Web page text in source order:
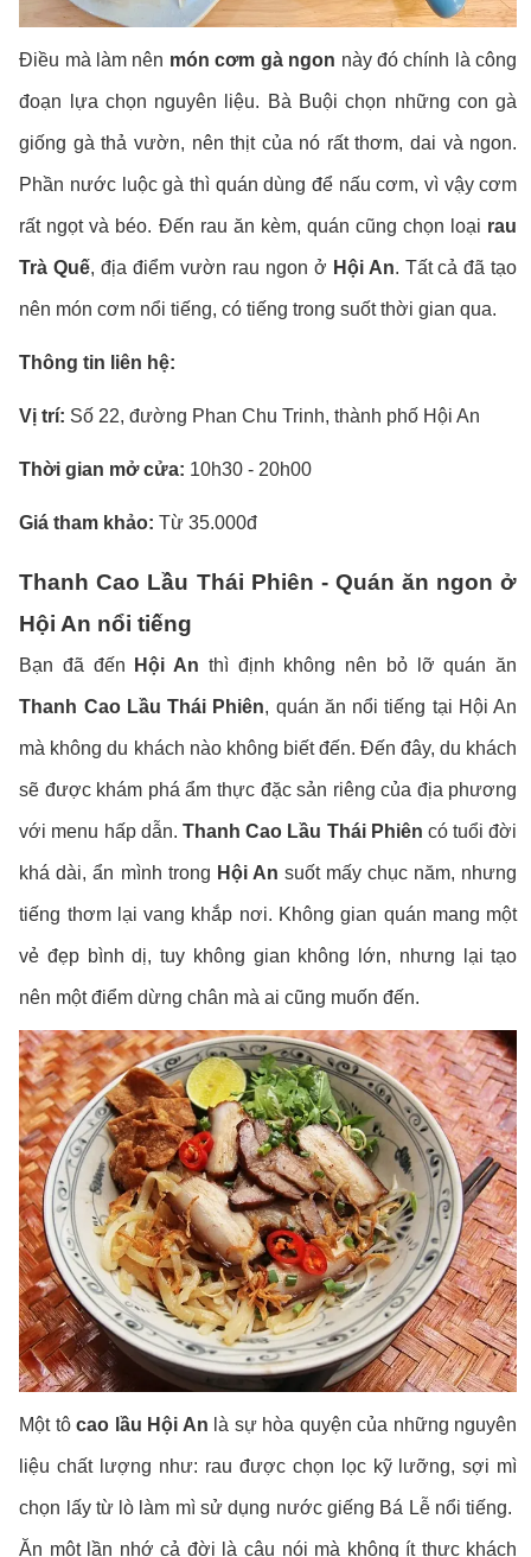
Điều mà làm nên món cơm gà ngon này đó chính là công
đoạn lựa chọn nguyên liệu. Bà Buội chọn những con gà
giống gà thả vườn, nên thịt của nó rất thơm, dai và ngon.
Phần nước luộc gà thì quán dùng để nấu cơm, vì vậy cơm
rất ngọt và béo. Đến rau ăn kèm, quán cũng chọn loại rau
Trà Quế, địa điểm vườn rau ngon ở Hội An. Tất cả đã tạo
nên món cơm nổi tiếng, có tiếng trong suốt thời gian qua.
Thông tin liên hệ:
Vị trí: Số 22, đường Phan Chu Trinh, thành phố Hội An
Thời gian mở cửa: 10h30 - 20h00
Giá tham khảo: Từ 35.000đ
Thanh Cao Lầu Thái Phiên - Quán ăn ngon ở
Hội An nổi tiếng
Bạn đã đến Hội An thì định không nên bỏ lỡ quán ăn
Thanh Cao Lầu Thái Phiên, quán ăn nổi tiếng tại Hội An
mà không du khách nào không biết đến. Đến đây, du khách
sẽ được khám phá ẩm thực đặc sản riêng của địa phương
với menu hấp dẫn. Thanh Cao Lầu Thái Phiên có tuổi đời
khá dài, ẩn mình trong Hội An suốt mấy chục năm, nhưng
tiếng thơm lại vang khắp nơi. Không gian quán mang một
vẻ đẹp bình dị, tuy không gian không lớn, nhưng lại tạo
nên một điểm dừng chân mà ai cũng muốn đến.
Một tôcao lầu Hội An là sự hòa quyện của những nguyên
liệu chất lượng như: rau được chọn lọc kỹ lưỡng, sợi mì
chọn lấy từ lò làm mì sử dụng nước giếng Bá Lễ nổi tiếng.
Ăn một lần nhớ cả đời là câu nói mà không ít thực khách